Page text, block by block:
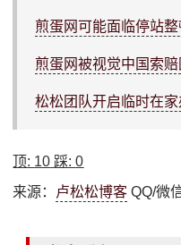
煎蛋网可能面临停站
煎蛋网被视觉中国索
松松团队开启临时在
顶: 10 踩:0
来源： 卢松松博客 QQ/微